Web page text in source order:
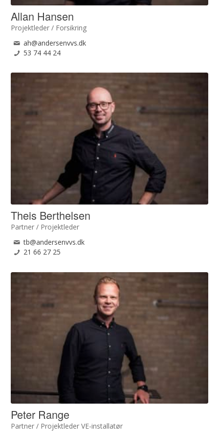
Allan Hansen
Projektleder / Forsikring
ah@andersenvvs.dk
53 74 44 24
Theis Berthelsen
Partner / Projektleder
tb@andersenvvs.dk
21 66 27 25
Peter Range
Partner / Projektleder VE-installatør